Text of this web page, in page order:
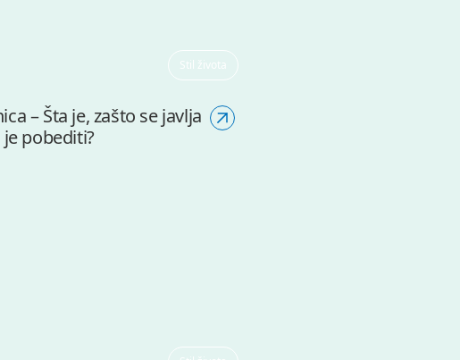
Stil života
– Šta je, zašto se javlja
pobediti?